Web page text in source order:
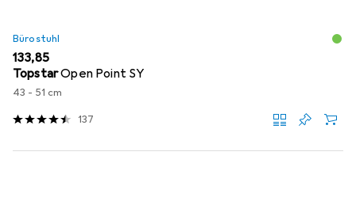
Bürostuhl
EUR
133,85
TopstarOpen Point SY
43 - 51 cm
137